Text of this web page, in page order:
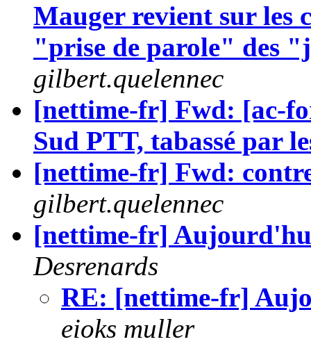
Mauger revient sur les
"prise de parole" des
gilbert.quelennec
[nettime-fr] Fwd: [ac-
Sud PTT, tabassé par
[nettime-fr] Fwd:
gilbert.quelennec
[nettime-fr]
Desrenards
RE: [nettime-fr]
eioks muller